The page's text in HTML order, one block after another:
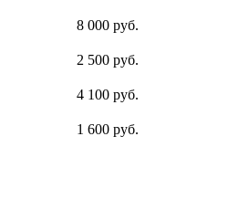
8 000 руб.
2 500 руб.
4 100 руб.
1 600 руб.